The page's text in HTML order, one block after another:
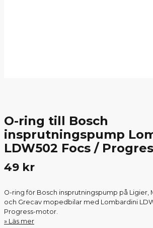
O-ring till Bosch
insprutningspump
LDW502 Focs /
49 kr
O-ring för Bosch insprutningspump på Ligier,
och Grecav mopedbilar med Lombardini
Progress-motor.
Läs mer